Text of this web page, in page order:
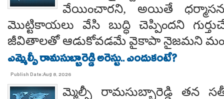
వేయించారని, అయితే
మొట్టికాయలు వేసి బుద్ధి చెప్పిందని
జీవితాలతో ఆడుకోవడమే వైకాపా నైజమని
ఎమ్మెల్సీ రామసుబ్బారెడ్డి అరెస్టు.. ఎందుకంటే?
Publish Date:Aug 8, 2026
మ్మెల్సీ రామసుబ్బారెడ్డి తన